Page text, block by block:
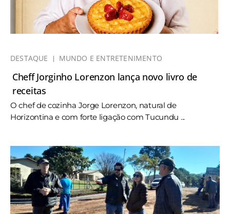
DESTAQUE MUNDO E ENTRETENIMENTO
Cheff Jorginho Lorenzon lança novo livro de
receitas
O chef de cozinha Jorge Lorenzon, natural de
Horizontina e com forte ligação com Tucundu ...